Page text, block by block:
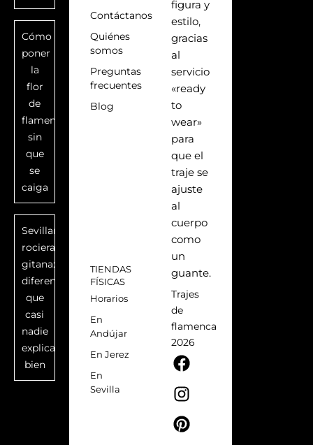
Cómo
poner
la
flor
de
flamenca
sin
que
se
caiga
Sevillana,
rociera,
gitana:
diferencias
que
casi
nadie
explica
bien
Contáctanos
Quiénes
somos
Preguntas
frecuentes
Blog
TIENDAS
FÍSICAS
Horarios
En
Andújar
En Jerez
En
Sevilla
figura y
estilo,
gracias
al
servicio
«ready
to
wear»
para
que el
traje se
ajuste
al
cuerpo
como
un
guante.
Trajes
de
flamenca
2026
F
a
c
e
b
I
n
s
t
a
P
i
n
t
e
T
i
k
t
o